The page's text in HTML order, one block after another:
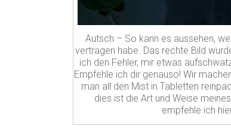
Autsch – So kann es aussehen,
vertragen habe. Das rechte Bild
ich den Fehler, mir etwas
Empfehle ich dir genauso! Wir
man all den Mist in Tabletten
dies ist die Art und Weise
empfehle ich